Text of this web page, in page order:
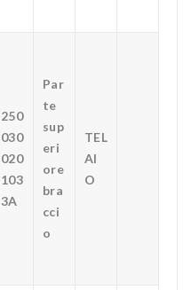
250
030
020
103
3A
Par
te
sup
eri
ore
bra
cci
o
TEL
AI
O